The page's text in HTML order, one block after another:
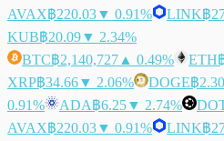
AVAX฿220.03▼ 0.91% LINK฿
KUB฿20.09▼ 2.34%
BTC฿2,140,727 ▲ 0.49% ETH
XRP฿34.66▼ 2.06% DOGE฿2.30
0.91%
ADA฿6.25▼ 2.74%
AVAX฿220.03▼ 0.91% LINK฿